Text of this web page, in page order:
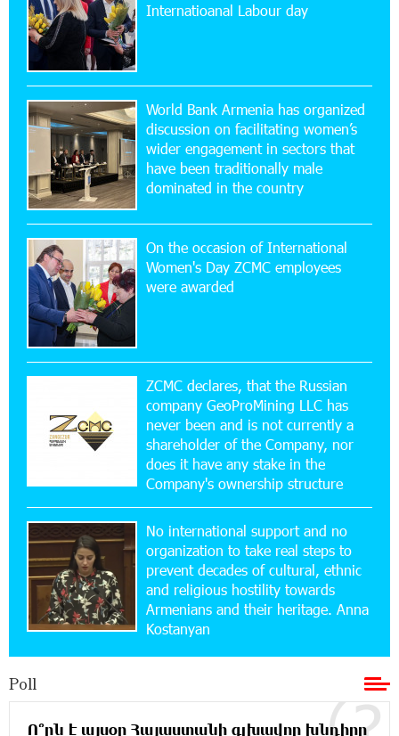
New Financial Skills at the Davidbek Games:
Idram&IDBank
CashIn Services at AraratBank ATMs: Fast,
Simple, and Secure
16:29:04 20-07-2026
Ucom Sales and Service Center Reopens at 3/47
Yerevanyan Street in Yeghvard
15:47:47 17-07-2026
Up to 25% idcoin when purchasing Flyone flight
tickets: Idram&IDBank
Bank for Consumers by Euromoney
11:36:50 17-07-2026
Ucom and Microsoft Innovation Center Help
School Students Build Cybersecurity Skills
12:45:18 16-07-2026
Ucom Supports Installation of 10 kW Solar Plant
in Shenavan, Lori
20:34:31 14-07-2026
Unibank to Raffle a Trip to Italy
Internatioanal Labour day
World Bank Armenia has organized
discussion on facilitating women’s
wider engagement in sectors that
have been traditionally male
dominated in the country
On the occasion of International
Women's Day ZCMC employees
were awarded
ZCMC declares, that the Russian
company GeoProMining LLC has
never been and is not currently a
shareholder of the Company, nor
does it have any stake in the
Company's ownership structure
No international support and no
organization to take real steps to
prevent decades of cultural, ethnic
and religious hostility towards
Armenians and their heritage. Anna
Kostanyan
Poll
Ո՞րն է այսօր Հայաստանի գլխավոր խնդիրը